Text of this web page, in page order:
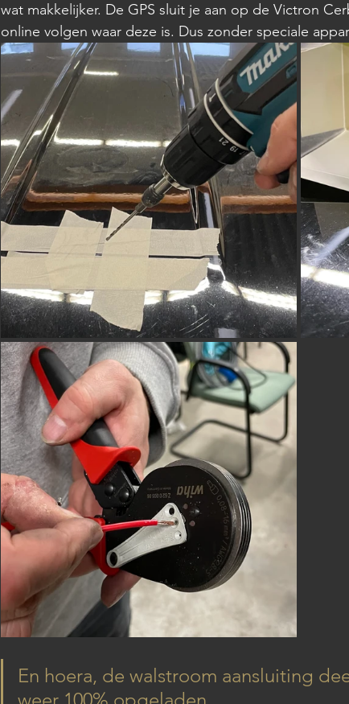
wat makkelijker. De GPS sluit je aan op de Victron
online volgen waar deze is. Dus zonder speciale
En hoera, de walstroom aansluiting